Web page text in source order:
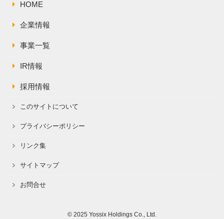
HOME
企業情報
事業一覧
IR情報
採用情報
このサイトについて
プライバシーポリシー
リンク集
サイトマップ
お問合せ
© 2025 Yossix Holdings Co., Ltd.